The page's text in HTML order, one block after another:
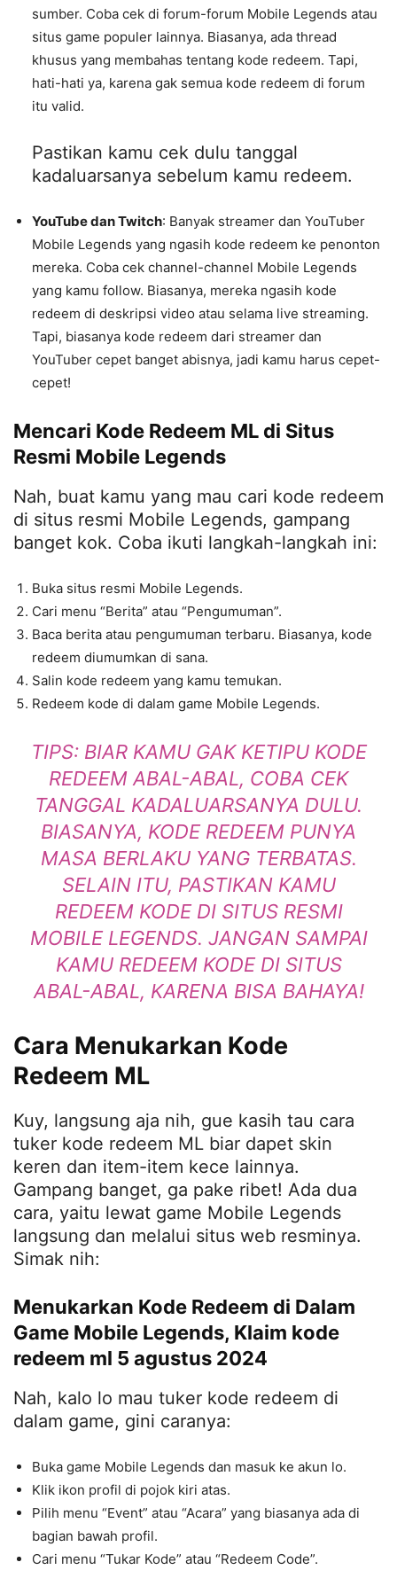
sumber. Coba cek di forum-forum Mobile Legends atau
situs game populer lainnya. Biasanya, ada thread
khusus yang membahas tentang kode redeem. Tapi,
hati-hati ya, karena gak semua kode redeem di forum
itu valid.
Pastikan kamu cek dulu tanggal
kadaluarsanya sebelum kamu redeem.
YouTube dan Twitch: Banyak streamer dan YouTuber
Mobile Legends yang ngasih kode redeem ke penonton
mereka. Coba cek channel-channel Mobile Legends
yang kamu follow. Biasanya, mereka ngasih kode
redeem di deskripsi video atau selama live streaming.
Tapi, biasanya kode redeem dari streamer dan
YouTuber cepet banget abisnya, jadi kamu harus cepet-
cepet!
Mencari Kode Redeem ML di Situs
Resmi Mobile Legends
Nah, buat kamu yang mau cari kode redeem
di situs resmi Mobile Legends, gampang
banget kok. Coba ikuti langkah-langkah ini:
Buka situs resmi Mobile Legends.
Cari menu “Berita” atau “Pengumuman”.
Baca berita atau pengumuman terbaru. Biasanya, kode
redeem diumumkan di sana.
Salin kode redeem yang kamu temukan.
Redeem kode di dalam game Mobile Legends.
TIPS: BIAR KAMU GAK KETIPU KODE
REDEEM ABAL-ABAL, COBA CEK
TANGGAL KADALUARSANYA DULU.
BIASANYA, KODE REDEEM PUNYA
MASA BERLAKU YANG TERBATAS.
SELAIN ITU, PASTIKAN KAMU
REDEEM KODE DI SITUS RESMI
MOBILE LEGENDS. JANGAN SAMPAI
KAMU REDEEM KODE DI SITUS
ABAL-ABAL, KARENA BISA BAHAYA!
Cara Menukarkan Kode
Redeem ML
Kuy, langsung aja nih, gue kasih tau cara
tuker kode redeem ML biar dapet skin
keren dan item-item kece lainnya.
Gampang banget, ga pake ribet! Ada dua
cara, yaitu lewat game Mobile Legends
langsung dan melalui situs web resminya.
Simak nih:
Menukarkan Kode Redeem di Dalam
Game Mobile Legends, Klaim kode
redeem ml 5 agustus 2024
Nah, kalo lo mau tuker kode redeem di
dalam game, gini caranya:
Buka game Mobile Legends dan masuk ke akun lo.
Klik ikon profil di pojok kiri atas.
Pilih menu “Event” atau “Acara” yang biasanya ada di
bagian bawah profil.
Cari menu “Tukar Kode” atau “Redeem Code”.